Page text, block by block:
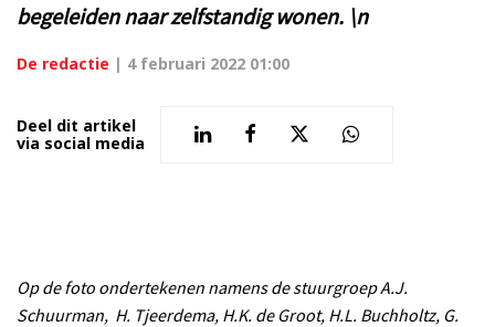
begeleiden naar zelfstandig wonen. \n
De redactie | 4 februari 2022 01:00
Deel dit artikel
via social media
Op de foto ondertekenen namens de stuurgroep A.J.
Schuurman, H. Tjeerdema, H.K. de Groot, H.L. Buchholtz, G.